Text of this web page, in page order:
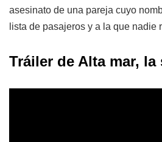
asesinato de una pareja cuyo
lista de pasajeros y a la que nadie
Tráiler de Alta mar,